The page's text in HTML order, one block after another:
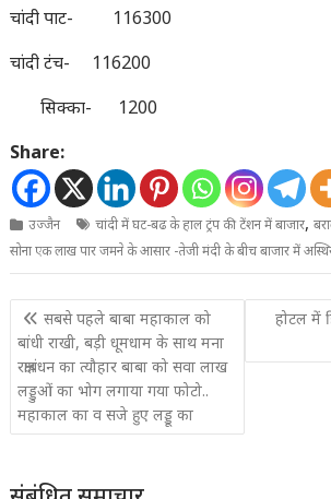
चांदी पाट- 116300
चांदी टंच- 116200
सिक्का- 1200
Share:
उज्जैन चांदी में घट-बढ के हाल ट्रंप की टेंशन में बाजार,
सोना एक लाख पार जमने के आसार -तेजी मंदी के बीच बाजार में
Post
navigation
सबसे पहले बाबा महाकाल को
बांधी राखी, बड़ी धूमधाम के साथ मना
रक्षाबंधन का त्यौहार बाबा को सवा लाख
लड्डुओं का भोग लगाया गया फोटो..
महाकाल का व सजे हुए लड्डू का
होटल में